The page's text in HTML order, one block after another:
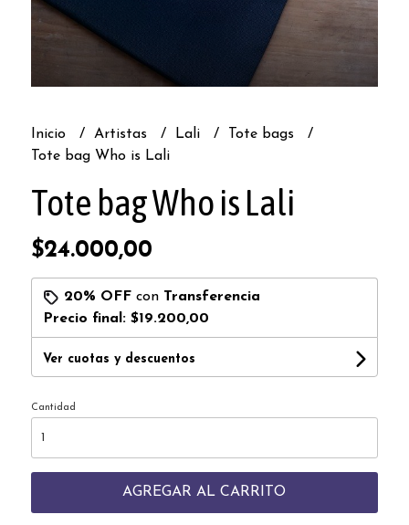
Inicio Artistas Lali
Tote bags
Tote bag Who is Lali
Tote bag Who is Lali
$24.000,00
20% OFFcon Transferencia
Precio final: $19.200,00
Ver cuotas y descuentos
Cantidad
AGREGAR AL CARRITO